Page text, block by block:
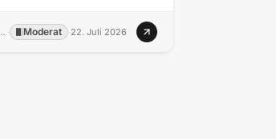
health science · Moderat ·22. Juli 2026